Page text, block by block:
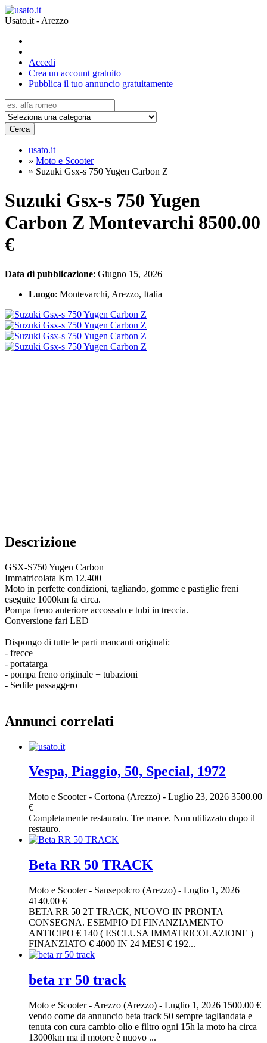
Usato.it - Arezzo
Accedi
Crea un account gratuito
Pubblica il tuo annuncio gratuitamente
Cerca
usato.it
» Moto e Scooter
» Suzuki Gsx-s 750 Yugen Carbon Z
Suzuki Gsx-s 750 Yugen
Carbon Z Montevarchi 8500.00
€
Data di pubblicazione: Giugno 15, 2026
Luogo: Montevarchi, Arezzo, Italia
Descrizione
GSX-S750 Yugen Carbon
Immatricolata Km 12.400
Moto in perfette condizioni, tagliando, gomme e pastiglie freni
eseguite 1000km fa circa.
Pompa freno anteriore accossato e tubi in treccia.
Conversione fari LED
Dispongo di tutte le parti mancanti originali:
- frecce
- portatarga
- pompa freno originale + tubazioni
- Sedile passaggero
Annunci correlati
Vespa, Piaggio, 50, Special, 1972
Moto e Scooter- Cortona (Arezzo) - Luglio 23, 2026 3500.00
€
Completamente restaurato. Tre marce. Non utilizzato dopo il
restauro.
Beta RR 50 TRACK
Moto e Scooter- Sansepolcro (Arezzo) - Luglio 1, 2026
4140.00 €
BETA RR 50 2T TRACK, NUOVO IN PRONTA
CONSEGNA. ESEMPIO DI FINANZIAMENTO
ANTICIPO € 140 ( ESCLUSA IMMATRICOLAZIONE )
FINANZIATO € 4000 IN 24 MESI € 192...
beta rr 50 track
Moto e Scooter- Arezzo (Arezzo) - Luglio 1, 2026 1500.00 €
vendo come da annuncio beta track 50 sempre tagliandata e
tenuta con cura cambio olio e filtro ogni 15h la moto ha circa
13000km ma il motore è nuovo ...